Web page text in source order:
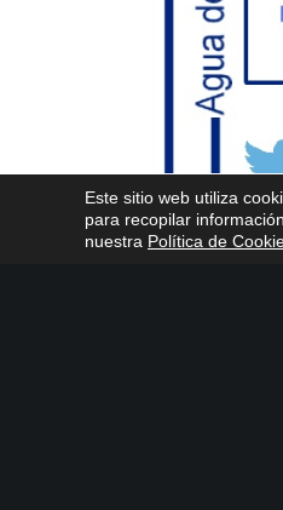
Este sitio web utiliza
para recopilar
nuestra Política de